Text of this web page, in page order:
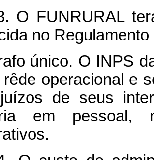
O FUNRURAL
no
único. O INPS
operacional e
de seus
em pessoal,